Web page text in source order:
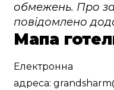
обмежень. Про
повідомлено
Мапа
Електронна
адреса: